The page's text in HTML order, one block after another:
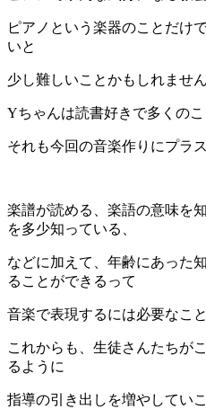
ピアノという楽器のことだけ
いと
少し難しいことかもしれません
Yちゃんは読書好きで多くのこ
それも今回の音楽作りにプラ
楽譜が読める、楽語の意味を
を多少知っている、
などに加えて、年齢にあった
ることができるって
音楽で表現するには必要なこと
これからも、生徒さんたちが
るように
指導の引き出しを増やしてい